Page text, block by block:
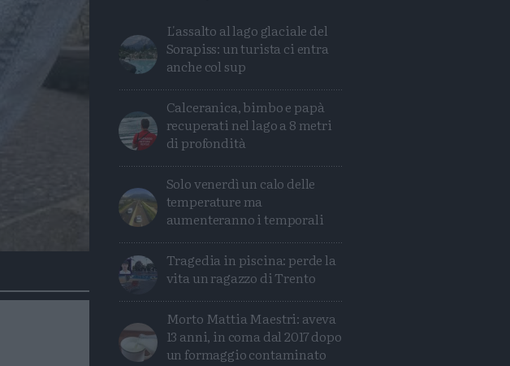
L'assalto al lago glaciale del
Sorapiss: un turista ci entra
anche col sup
Calceranica, bimbo e papà
recuperati nel lago a 8 metri
di profondità
Solo venerdì un calo delle
temperature ma
aumenteranno i temporali
Tragedia in piscina: perde la
vita un ragazzo di Trento
Morto Mattia Maestri: aveva
13 anni, in coma dal 2017 dopo
un formaggio contaminato